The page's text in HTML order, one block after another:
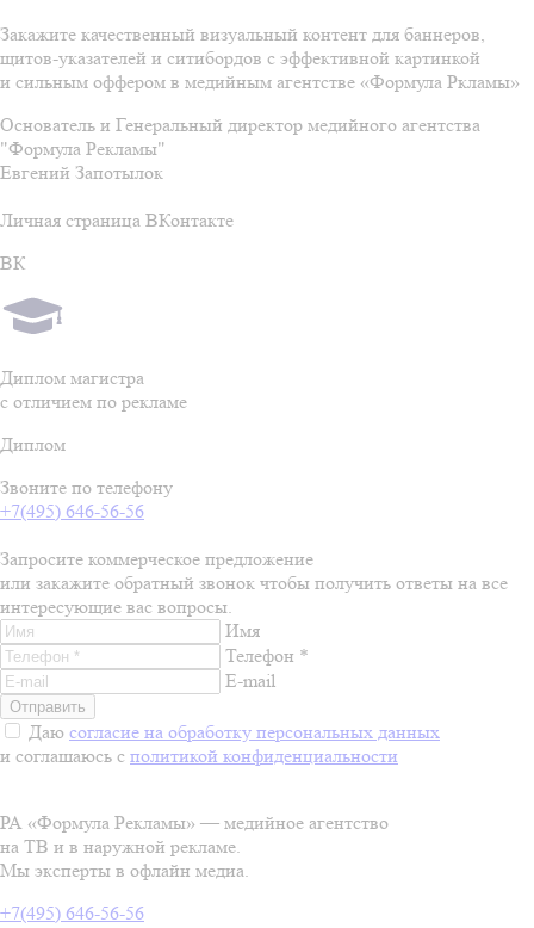
Закажите качественный визуальный контент для баннеров,
щитов-указателей и ситибордов с эффективной картинкой
и сильным оффером в медийным агентстве «Формула Ркламы»
Основатель и Генеральный директор медийного агентства
"Формула Рекламы"
Евгений Запотылок
Личная страница ВКонтакте
ВК
Диплом магистра
с отличием по рекламе
Диплом
Звоните по телефону
+7(495) 646-56-56
Запросите коммерческое предложение
или закажите обратный звонок чтобы получить ответы на все
интересующие вас вопросы.
Имя
Телефон *
E-mail
Даю согласие на обработку персональных данных
и соглашаюсь с политикой конфиденциальности
РА «Формула Рекламы» — медийное агентство
на ТВ и в наружной рекламе.
Мы эксперты в офлайн медиа.
+7(495) 646-56-56